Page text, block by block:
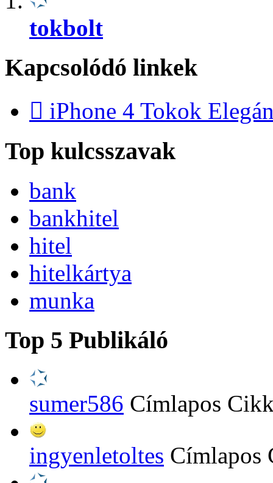
tokbolt
Kapcsolódó linkek
 iPhone 4 Tokok
Top kulcsszavak
bank
bankhitel
hitel
hitelkártya
munka
Top 5 Publikáló
sumer586 Címlapos
ingyenletoltes